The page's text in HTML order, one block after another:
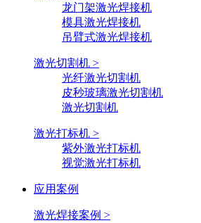
龙门架激光焊接机
模具激光焊接机
吊臂式激光焊接机
激光切割机 >
光纤激光切割机
皮秒玻璃激光切割机
激光切割机
激光打标机 >
紫外激光打标机
视觉激光打标机
应用案例
激光焊接案例 >